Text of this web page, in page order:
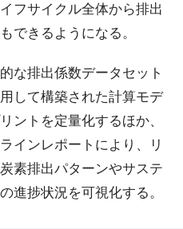
フサイクル全体から排出
できるようになる。
な排出係数データセット
して構築された計算モデ
ントを定量化するほか、
インレポートにより、リ
素排出パターンやサステ
進捗状況を可視化する。